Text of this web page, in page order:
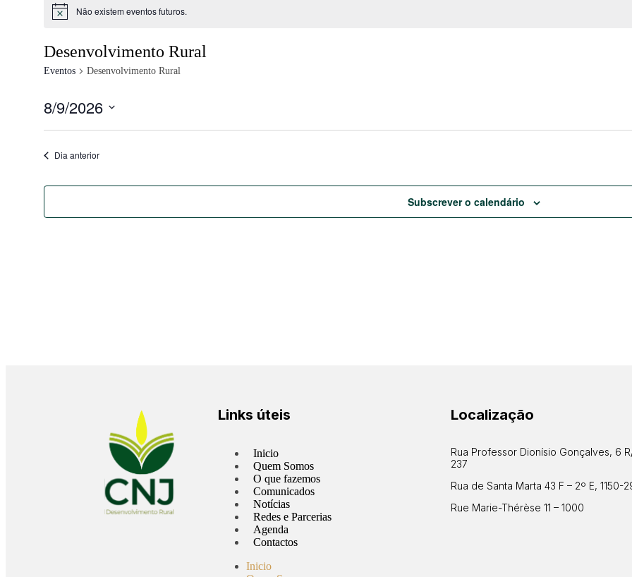
Não existem eventos futuros.
Desenvolvimento Rural
Eventos Desenvolvimento Rural
8/9/2026
Dia anterior
Subscrever o calendário
Links úteis
Inicio
Quem Somos
O que fazemos
Comunicados
Notícias
Redes e Parcerias
Agenda
Contactos
Inicio
Localização
Rua Professor Dionísio Gonçalves, 6
237
Rua de Santa Marta 43 F – 2º E, 1150-
Rue Marie-Thérèse 11 – 1000